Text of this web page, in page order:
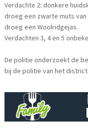
Verdachte 2: donkere
droeg een zwarte muts
droeg een Woolridgejas.
Verdachten 3, 4 en 5
De politie onderzoekt de
bij de politie van het district